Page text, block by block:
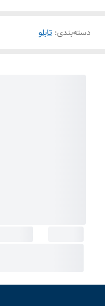
دسته‌بندی: تابلو